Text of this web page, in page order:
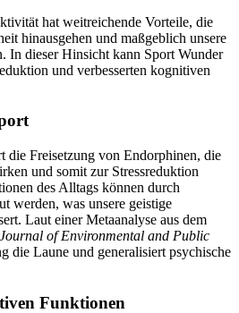
hat weitreichende Vorteile, die
hinausgehen und maßgeblich unsere
In dieser Hinsicht kann Sport Wunder
und verbesserten kognitiven
Freisetzung von Endorphinen, die
und somit zur Stressreduktion
des Alltags können durch
werden, was unsere geistige
Laut einer Metaanalyse aus dem
of Environmental and Public
die Laune und generalisiert psychische
Funktionen